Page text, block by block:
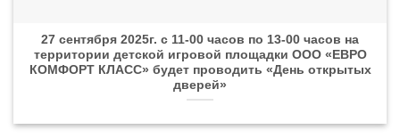
27 сентября 2025г. с 11-00 часов по 13-00 часов на
территории детской игровой площадки ООО «ЕВРО
КОМФОРТ КЛАСС» будет проводить «День открытых
дверей»